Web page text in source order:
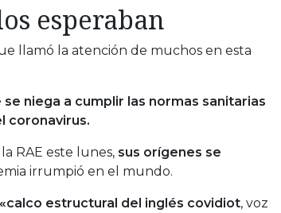
esperaban
llamó la atención de muchos en esta
se niega a cumplir las normas sanitarias
coronavirus.
RAE este lunes, sus orígenes se
irrumpió en el mundo.
estructural del inglés covidiot, voz